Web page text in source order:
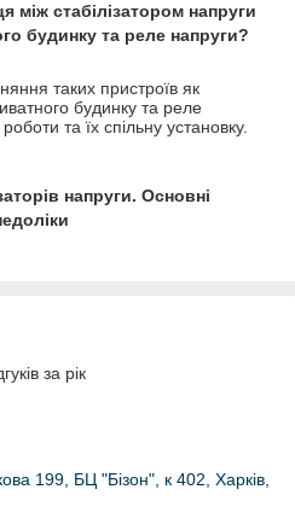
між стабілізатором напруги
будинку та реле напруги?
таких пристроїв як
будинку та реле
та їх спільну установку.
напруги. Основні
за рік
199, БЦ "Бізон", к 402, Харків,